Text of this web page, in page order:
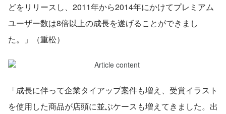
どをリリースし、2011年から2014年にかけてプレミアム
ユーザー数は8倍以上の成長を遂げることができまし
た。」（重松）
「成長に伴って企業タイアップ案件も増え、受賞イラスト
を使用した商品が店頭に並ぶケースも増えてきました。出